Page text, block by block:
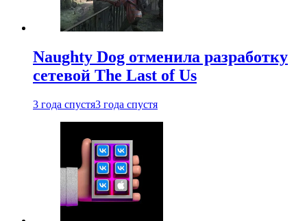
Naughty Dog отменила разработку
сетевой The Last of Us
3 года спустя3 года спустя